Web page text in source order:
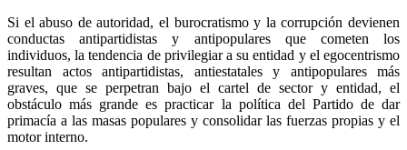
Si el abuso de autoridad, el burocratismo y la corrupción devienen
conductas antipartidistas y antipopulares que cometen los
individuos, la tendencia de privilegiar a su entidad y el egocentrismo
resultan actos antipartidistas, antiestatales y antipopulares más
graves, que se perpetran bajo el cartel de sector y entidad, el
obstáculo más grande es practicar la política del Partido de dar
primacía a las masas populares y consolidar las fuerzas propias y el
motor interno.